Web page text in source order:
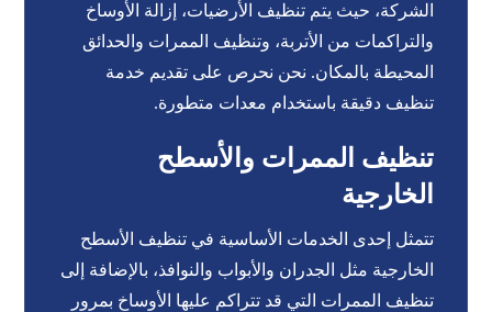
الشركة، حيث يتم تنظيف الأرضيات، إزالة الأوساخ
والتراكمات من الأتربة، وتنظيف الممرات والحدائق
المحيطة بالمكان. نحن نحرص على تقديم خدمة
تنظيف دقيقة باستخدام معدات متطورة.
تنظيف الممرات والأسطح
الخارجية
تتمثل إحدى الخدمات الأساسية في تنظيف الأسطح
الخارجية مثل الجدران والأبواب والنوافذ، بالإضافة إلى
تنظيف الممرات التي قد تتراكم عليها الأوساخ بمرور